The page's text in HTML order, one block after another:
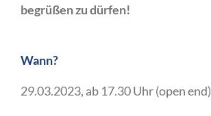
begrüßen zu dürfen!
Wann?
29.03.2023, ab 17.30 Uhr (open end)